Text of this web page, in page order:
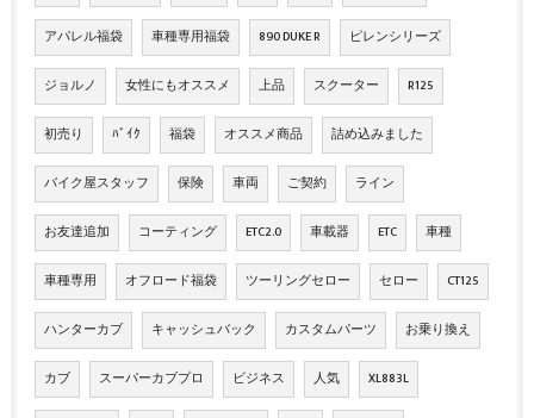
アパレル福袋 車種専用福袋 890 DUKE R ピレンシリーズ
ジョルノ 女性にもオススメ 上品 スクーター R125
初売り ﾊﾞｲｸ 福袋 オススメ商品 詰め込みました
バイク屋スタッフ 保険 車両 ご契約 ライン
お友達追加 コーティング ETC2.0 車載器 ETC 車種
車種専用 オフロード福袋 ツーリングセロー セロー CT125
ハンターカブ キャッシュバック カスタムパーツ お乗り換え
カブ スーパーカブプロ ビジネス 人気 XL883L